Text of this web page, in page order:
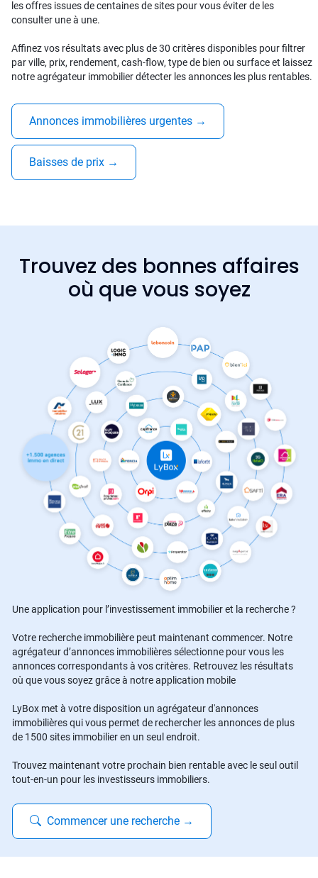
les offres issues de centaines de sites pour vous éviter de les
consulter une à une.
Affinez vos résultats avec plus de 30 critères disponibles pour filtrer
par ville, prix, rendement, cash-flow, type de bien ou surface et laissez
notre agrégateur immobilier détecter les annonces les plus rentables.
Annonces immobilières urgentes →
Baisses de prix →
Trouvez des bonnes affaires
où que vous soyez
Une application pour l’investissement immobilier et la recherche ?
Votre recherche immobilière peut maintenant commencer. Notre
agrégateur d’annonces immobilières sélectionne pour vous les
annonces correspondants à vos critères. Retrouvez les résultats
où que vous soyez grâce à notre application mobile
LyBox met à votre disposition un agrégateur d'annonces
immobilières qui vous permet de rechercher les annonces de plus
de 1500 sites immobilier en un seul endroit.
Trouvez maintenant votre prochain bien rentable avec le seul outil
tout-en-un pour les investisseurs immobiliers.
Commencer une recherche →